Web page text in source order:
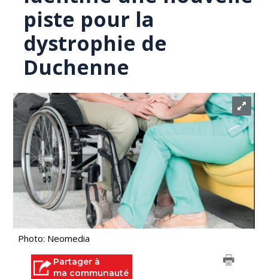
piste pour la
dystrophie de
Duchenne
Photo: Neomedia
Partager à
ma communauté